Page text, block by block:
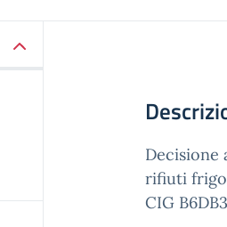
Decisione
rifiuti
CIG